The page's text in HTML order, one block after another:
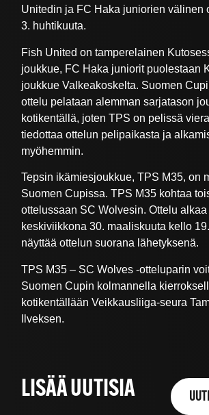
Unitedin ja FC Haka juniorien välinen
3. huhtikuuta.
Fish United on tamperelainen
joukkue, FC Haka juniorit puolestaan
joukkue Valkeakoskelta. Suomen
ottelu pelataan alemman sarjatason
kotikentällä, joten TPS on pelissä
tiedottaa ottelun pelipaikasta ja
myöhemmin.
Tepsin ikämiesjoukkue, TPS M35, on
Suomen Cupissa. TPS M35 kohtaa
ottelussaan SC Wolvesin. Ottelu
keskiviikkona 30. maaliskuuta kello
näyttää ottelun suorana lähetyksenä.
TPS M35 – SC Wolves -otteluparin
Suomen Cupin kolmannella
kotikentällään Veikkausliiga-seura
Ilveksen.
LISÄÄ UUTISIA